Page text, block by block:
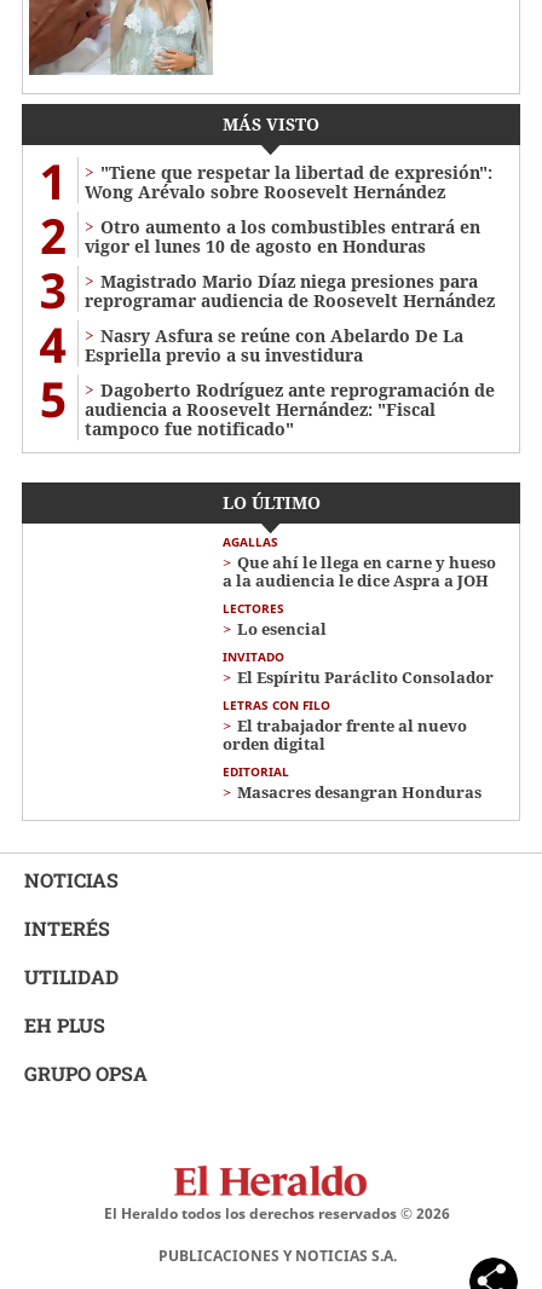
MÁS VISTO
1
"Tiene que respetar la libertad de expresión":
Wong Arévalo sobre Roosevelt Hernández
2
Otro aumento a los combustibles entrará en
vigor el lunes 10 de agosto en Honduras
3
Magistrado Mario Díaz niega presiones para
reprogramar audiencia de Roosevelt Hernández
4
Nasry Asfura se reúne con Abelardo De La
Espriella previo a su investidura
5
Dagoberto Rodríguez ante reprogramación de
audiencia a Roosevelt Hernández: "Fiscal
tampoco fue notificado"
LO ÚLTIMO
AGALLAS
Que ahí le llega en carne y hueso
a la audiencia le dice Aspra a JOH
LECTORES
Lo esencial
INVITADO
El Espíritu Paráclito Consolador
LETRAS CON FILO
El trabajador frente al nuevo
orden digital
EDITORIAL
Masacres desangran Honduras
NOTICIAS
INTERÉS
UTILIDAD
EH PLUS
GRUPO OPSA
El Heraldo todos los derechos reservados ©2026
PUBLICACIONES Y NOTICIAS S.A.